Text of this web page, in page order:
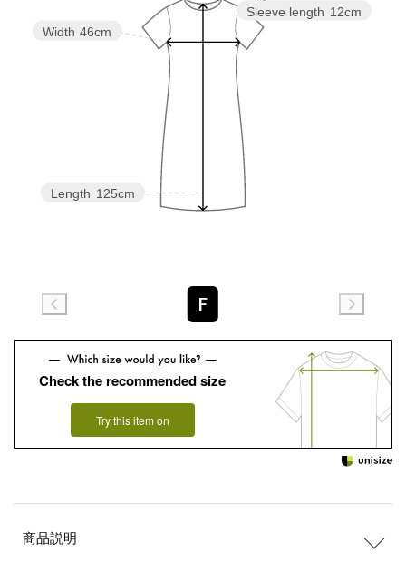
Sleeve length 12cm
Length 125cm
Width 46cm
F
Check the recommended size
Try this item on
商品説明